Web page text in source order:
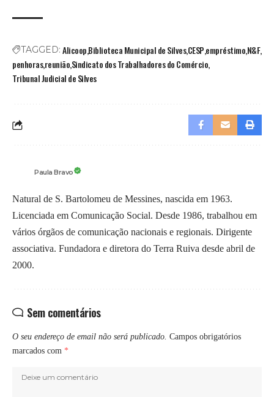
TAGGED: AlicoopBiblioteca Municipal de SilvesCESPempréstimoN&F
penhorasreuniãoSindicato dos Trabalhadores do Comércio
Tribunal Judicial de Silves
Paula Bravo
Natural de S. Bartolomeu de Messines, nascida em 1963.
Licenciada em Comunicação Social. Desde 1986, trabalhou em
vários órgãos de comunicação nacionais e regionais. Dirigente
associativa. Fundadora e diretora do Terra Ruiva desde abril de
2000.
Sem comentários
O seu endereço de email não será publicado. Campos obrigatórios
marcados com *